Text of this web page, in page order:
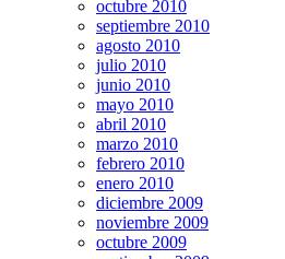
octubre 2010
septiembre 2010
agosto 2010
julio 2010
junio 2010
mayo 2010
abril 2010
marzo 2010
febrero 2010
enero 2010
diciembre 2009
noviembre 2009
octubre 2009